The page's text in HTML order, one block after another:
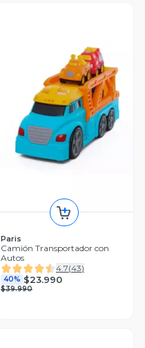
Paris
Camión Transportador con
Autos
4.7(43)
40% $23.990
$39.990